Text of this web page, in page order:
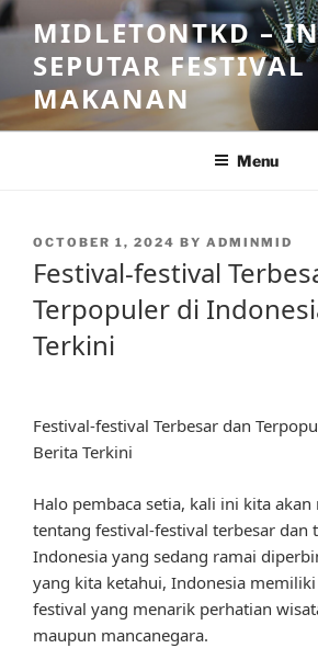
Skip
to
content
MIDLETONTKD –
SEPUTAR FESTIVAL
MAKANAN
Menu
POSTED
OCTOBER 1, 2024 BY ADMINMID
Festival-festival
Terpopuler di
Terkini
Festival-festival Terbesar dan
Berita Terkini
Halo pembaca setia, kali ini kita akan
tentang festival-festival terbesar dan
Indonesia yang sedang ramai
yang kita ketahui, Indonesia
festival yang menarik perhatian
maupun mancanegara.